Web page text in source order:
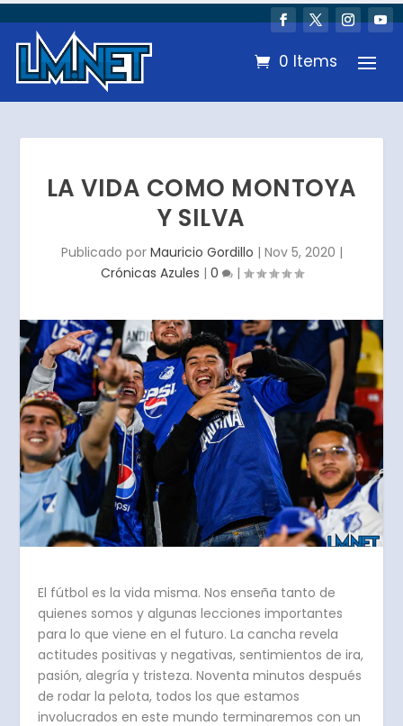
0 Items
LA VIDA COMO MONTOYA
Y SILVA
Publicado por Mauricio Gordillo | Nov 5, 2020 |
Crónicas Azules | 0 |
El fútbol es la vida misma. Nos enseña tanto de
quienes somos y algunas lecciones importantes
para lo que viene en el futuro. La cancha revela
actitudes positivas y negativas, sentimientos de ira,
pasión, alegría y tristeza. Noventa minutos después
de rodar la pelota, todos los que estamos
involucrados en este mundo terminaremos con un